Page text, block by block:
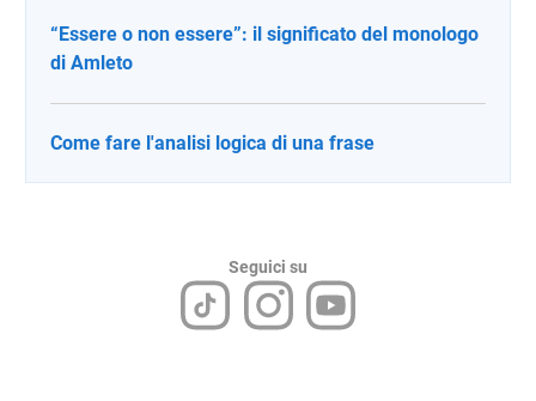
“Essere o non essere”: il significato del monologo
di Amleto
Come fare l'analisi logica di una frase
Seguici su